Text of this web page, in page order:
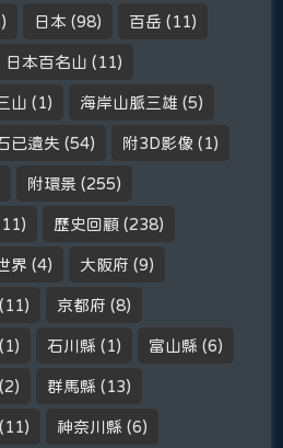
日本 (98) 百岳 (11)
日本百名山 (11)
山 (1) 海岸山脈三雄 (5)
已遺失 (54) 附3D影像 (1)
附環景 (255)
歷史回顧 (238)
界 (4) 大阪府 (9)
(11) 京都府 (8)
(1) 石川縣 (1) 富山縣 (6)
(2) 群馬縣 (13)
(11) 神奈川縣 (6)